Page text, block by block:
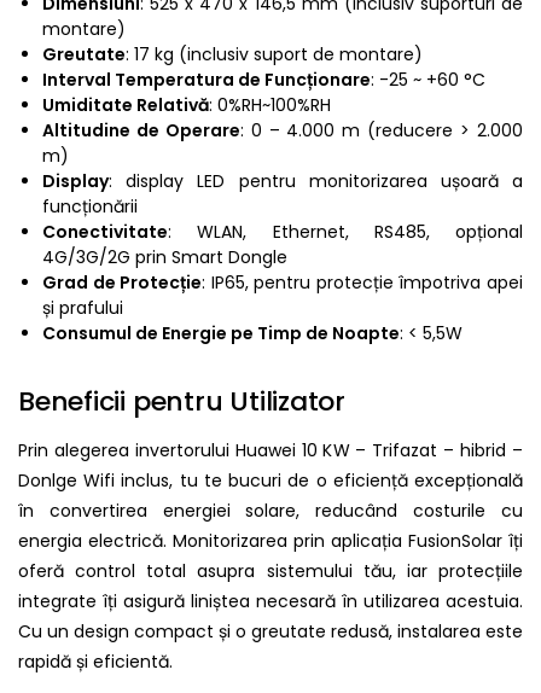
montare)
Greutate: 17 kg (inclusiv suport de montare)
Interval Temperatura de Funcționare: -25 ~ +60 °C
Umiditate Relativă: 0%RH~100%RH
Altitudine de Operare: 0 – 4.000 m (reducere > 2.000
m)
Display: display LED pentru monitorizarea ușoară a
funcționării
Conectivitate: WLAN, Ethernet, RS485, opțional
4G/3G/2G prin Smart Dongle
Grad de Protecție: IP65, pentru protecție împotriva apei
și prafului
Consumul de Energie pe Timp de Noapte: < 5,5W
Beneficii pentru Utilizator
Prin alegerea invertorului Huawei 10 KW – Trifazat – hibrid –
Donlge Wifi inclus, tu te bucuri de o eficiență excepțională
în convertirea energiei solare, reducând costurile cu
energia electrică. Monitorizarea prin aplicația FusionSolar îți
oferă control total asupra sistemului tău, iar protecțiile
integrate îți asigură liniștea necesară în utilizarea acestuia.
Cu un design compact și o greutate redusă, instalarea este
rapidă și eficientă.